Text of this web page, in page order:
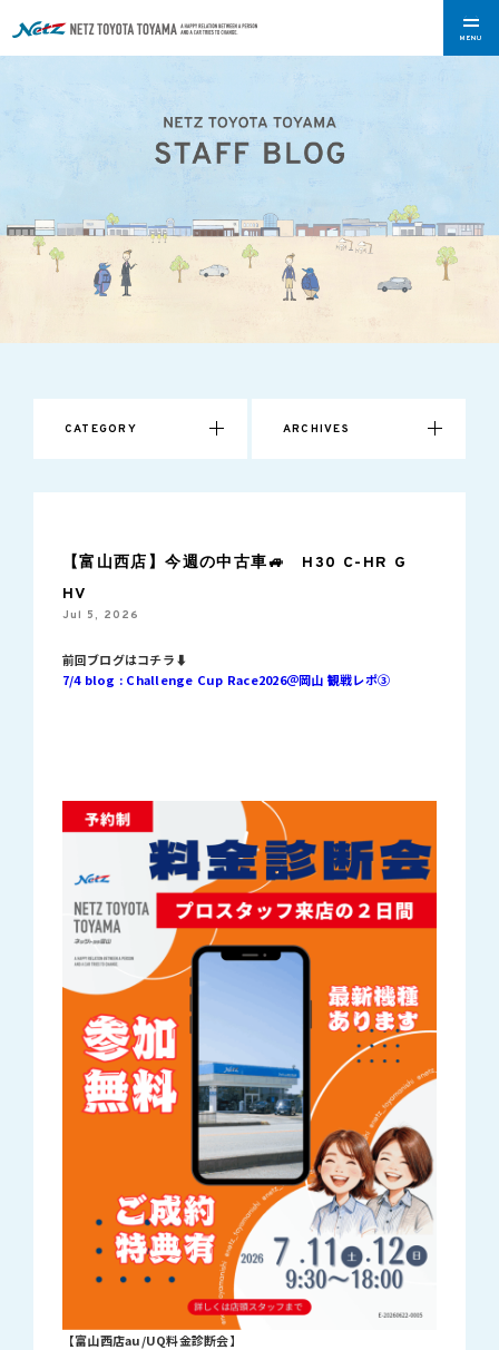
MENU
CATEGORY ARCHIVES
【富山西店】今週の中古車🚙 H30 C-HR G
HV
Jul 5, 2026
前回ブログはコチラ⬇︎
7/4 blog : Challenge Cup Race2026＠岡山 観戦レポ③
【富山西店au/UQ料金診断会】